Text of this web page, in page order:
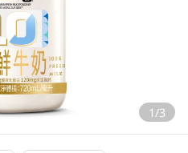
1/3